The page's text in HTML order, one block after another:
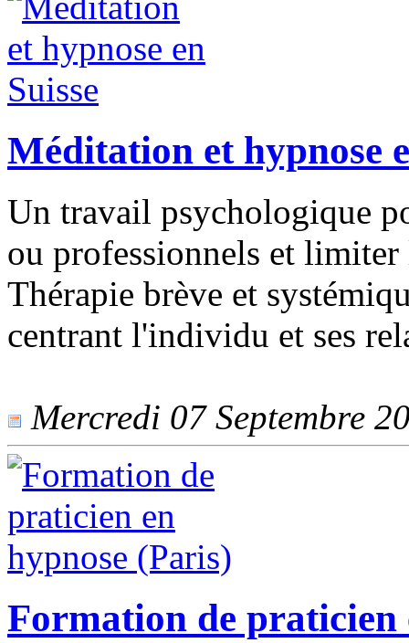
Méditation et hypnose
Un travail psychologique
ou professionnels et limiter
Thérapie brève et
centrant l'individu et ses
Mercredi 07 Septembre
Formation de praticien